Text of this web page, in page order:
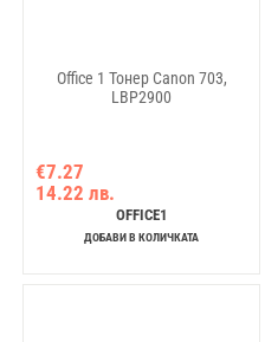
Office 1 Тонер Canon 703,
LBP2900
€7.27
14.22 лв.
OFFICE1
ДОБАВИ В КОЛИЧКАТА